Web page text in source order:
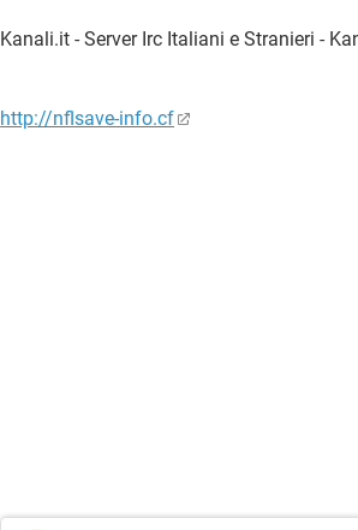
Kanali.it - Server Irc Italiani e Stranieri -
http://nflsave-info.cf